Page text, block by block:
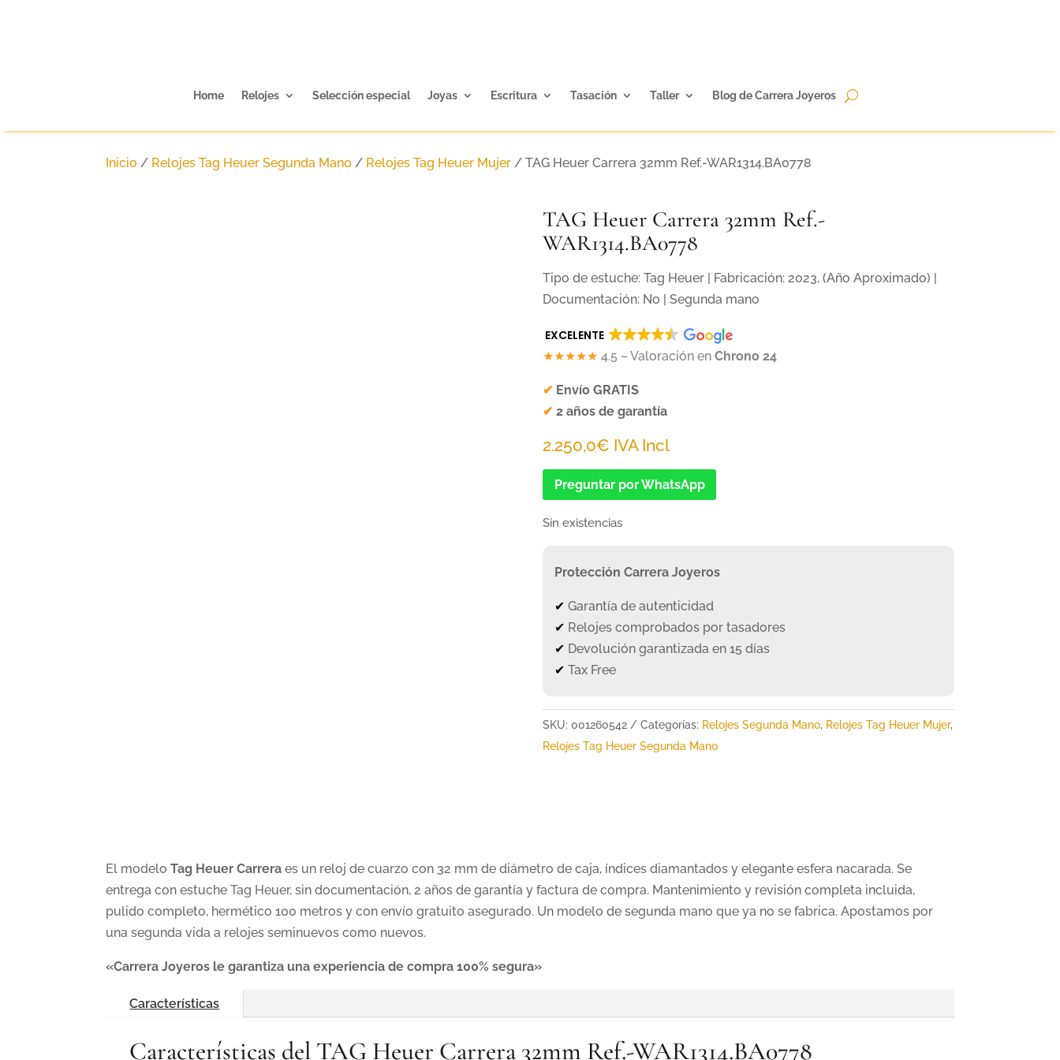
Home Relojes Selección especial Joyas Escritura Tasación Taller Blog de Carrera Joyeros
Inicio / Relojes Tag Heuer Segunda Mano / Relojes Tag Heuer Mujer / TAG Heuer Carrera 32mm Ref.-WAR1314.BA0778
TAG Heuer Carrera 32mm Ref.-
WAR1314.BA0778
Tipo de estuche: Tag Heuer | Fabricación: 2023, (Año Aproximado) |
Documentación: No | Segunda mano
EXCELENTE
★★★★★ 4.5 – Valoración enChrono 24
✔ Envío GRATIS
✔2 años de garantía
2.250,0€ IVA Incl
Preguntar por WhatsApp
Sin existencias
Protección Carrera Joyeros
✔Garantía de autenticidad
✔ Relojes comprobados por tasadores
✔ Devolución garantizada en 15 días
✔Tax Free
SKU:001260542 Categorías: Relojes Segunda Mano, Relojes Tag Heuer Mujer,
Relojes Tag Heuer Segunda Mano
El modeloTag Heuer Carrera es un reloj de cuarzo con 32 mm de diámetro de caja, índices diamantados y elegante esfera nacarada. Se
entrega con estuche Tag Heuer, sin documentación, 2 años de garantía y factura de compra. Mantenimiento y revisión completa incluida,
pulido completo, hermético 100 metros y con envío gratuito asegurado. Un modelo de segunda mano que ya no se fabrica. Apostamos por
una segunda vida a relojes seminuevos como nuevos.
«Carrera Joyeros le garantiza una experiencia de compra 100% segura»
Características
Características del TAG Heuer Carrera 32mm Ref.-WAR1314.BA0778